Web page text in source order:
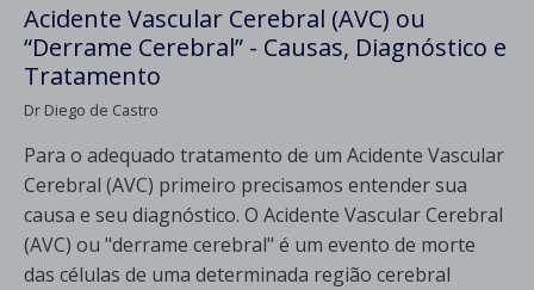
Acidente Vascular Cerebral (AVC) ou
“Derrame Cerebral” - Causas, Diagnóstico e
Tratamento
Dr Diego de Castro
Para o adequado tratamento de um Acidente Vascular
Cerebral (AVC) primeiro precisamos entender sua
causa e seu diagnóstico. O Acidente Vascular Cerebral
(AVC) ou "derrame cerebral" é um evento de morte
das células de uma determinada região cerebral